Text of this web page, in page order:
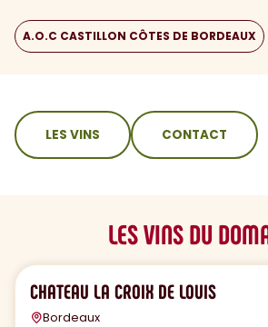
A.O.C CASTILLON CÔTES DE BORDEAUX
sommaire
LES VINS CONTACT
LES VINS DU
CHATEAU LA CROIX DE LOUIS
Bordeaux